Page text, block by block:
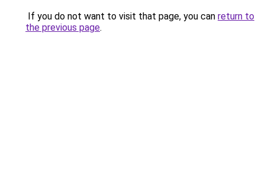
If you do not want to visit that page, you can return to
the previous page.